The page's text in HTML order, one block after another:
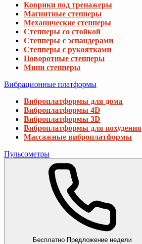
Коврики под тренажеры
Магнитные степперы
Механические степперы
Степперы со стойкой
Степперы с эспандерами
Степперы с рукоятками
Поворотные степперы
Мини степперы
Вибрационные платформы
Виброплатформы для дома
Виброплатформы 4D
Виброплатформы 3D
Виброплатформы для похудения
Массажные виброплатформы
Пульсометры
Бесплатно Предложение недели